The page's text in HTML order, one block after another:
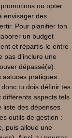
ou opter
envisager des
Pour planifier ton
un budget
et répartis-le entre
pas d’inclure une
dépassé(e).
astuces pratiques :
tu dois définir tes
différents aspects tels
liste des dépenses
outils de gestion :
puis alloue une